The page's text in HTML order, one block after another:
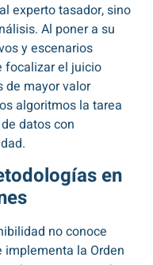
experto tasador, sino
Al poner a su
y escenarios
focalizar el juicio
de mayor valor
algoritmos la tarea
datos con
en
no conoce
la Orden